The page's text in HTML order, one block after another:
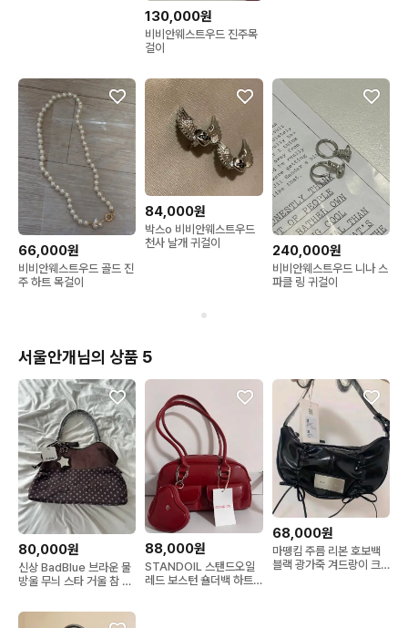
130,000원
비비안웨스트우드 진주목
걸이
66,000원
비비안웨스트우드 골드 진
주 하트 목걸이
84,000원
박스o 비비안웨스트우드
천사 날개 귀걸이
240,000원
비비안웨스트우드 니나 스
파클 링 귀걸이
서울안개님의 상품 5
80,000원
신상 BadBlue 브라운 물
방울 무늬 스타 거울 참 토
88,000원
STANDOIL 스탠드오일
레드 보스턴 숄더백 하트
68,000원
마뗑킴 주름 리본 호보백
블랙 광가죽 겨드랑이 크